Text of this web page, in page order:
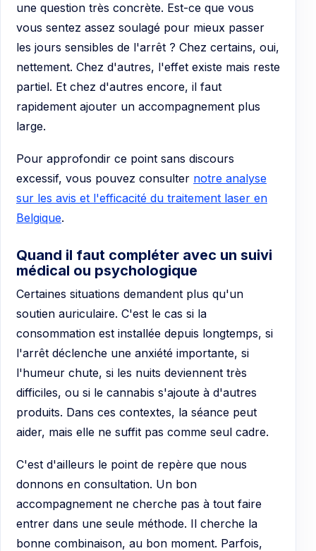
une question très concrète. Est-ce que vous
vous sentez assez soulagé pour mieux passer
les jours sensibles de l'arrêt ? Chez certains, oui,
nettement. Chez d'autres, l'effet existe mais reste
partiel. Et chez d'autres encore, il faut
rapidement ajouter un accompagnement plus
large.
Pour approfondir ce point sans discours
excessif, vous pouvez consulter notre analyse
sur les avis et l'efficacité du traitement laser en
Belgique.
Quand il faut compléter avec un suivi
médical ou psychologique
Certaines situations demandent plus qu'un
soutien auriculaire. C'est le cas si la
consommation est installée depuis longtemps, si
l'arrêt déclenche une anxiété importante, si
l'humeur chute, si les nuits deviennent très
difficiles, ou si le cannabis s'ajoute à d'autres
produits. Dans ces contextes, la séance peut
aider, mais elle ne suffit pas comme seul cadre.
C'est d'ailleurs le point de repère que nous
donnons en consultation. Un bon
accompagnement ne cherche pas à tout faire
entrer dans une seule méthode. Il cherche la
bonne combinaison, au bon moment. Parfois,